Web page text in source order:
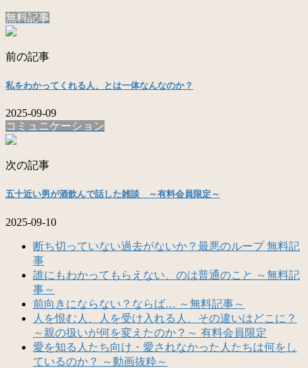
無料記事
前の記事
私をわかってくれる人、とは一体なんなのか？
2025-09-09
コミュニケーション
次の記事
五十近い男が酒飲んで話した雑談 ～有料会員限定～
2025-09-10
断ち切っていない過去がないか？最悪のループ 無料記
事
誰にもわかってもらえない、のは普通のこと ～無料記
事～
前向きにならない？ならば… ～無料記事～
人を恨む人、人を受け入れる人、その違いはどこに？
～親の扱いが何を変えたのか？～ 有料会員限定
愛を知る人たち向け・愛されなかった人たちは何をし
ているのか？ ～動画抜粋～